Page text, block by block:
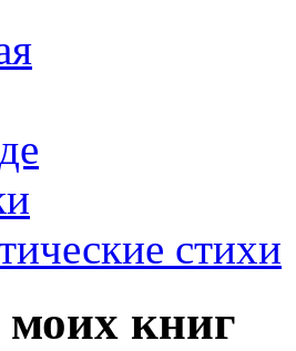
стихи
книг